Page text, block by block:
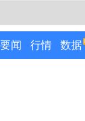
闻 行情 数据